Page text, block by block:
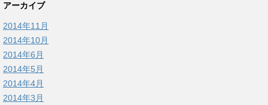
アーカイブ
2014年11月
2014年10月
2014年6月
2014年5月
2014年4月
2014年3月